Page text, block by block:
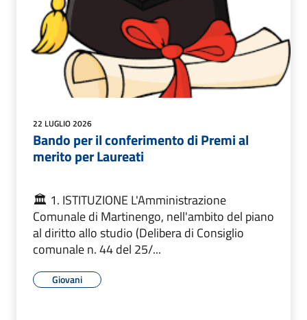
22 LUGLIO 2026
Bando per il conferimento di Premi al
merito per Laureati
🏛️ 1. ISTITUZIONE L'Amministrazione
Comunale di Martinengo, nell'ambito del piano
al diritto allo studio (Delibera di Consiglio
comunale n. 44 del 25/...
Giovani